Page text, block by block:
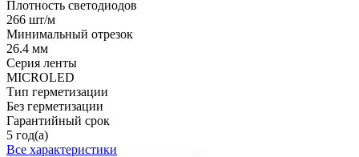
Плотность светодиодов
266 шт/м
Минимальный отрезок
26.4 мм
Серия ленты
MICROLED
Тип герметизации
Без герметизации
Гарантийный срок
5 год(а)
Все характеристики